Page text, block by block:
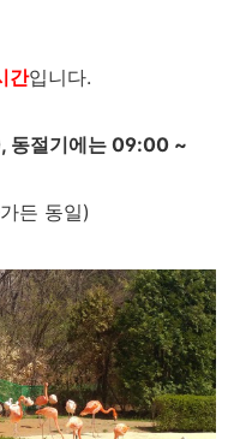
간입니다.
동절기에는 09:00 ~
든 동일)